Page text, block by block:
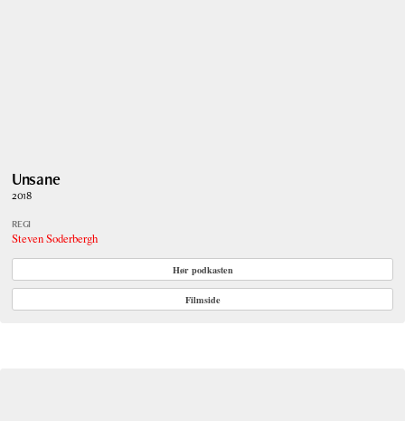
Unsane
2018
REGI
Steven Soderbergh
Hør podkasten
Filmside